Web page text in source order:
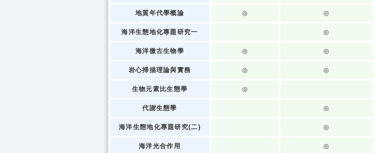
地質年代學概論 ◎ ◎
海洋生態地化專題研究一 ◎
海洋微古生物學 ◎ ◎
岩心掃描理論與實務 ◎ ◎
生物元素比生態學 ◎
代謝生態學 ◎
海洋生態地化專題研究(二) ◎
海洋光合作用 ◎